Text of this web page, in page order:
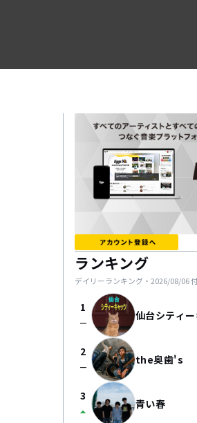
ランキング
デイリーランキング・ 2026/08/06
1
check_indeterminate_small 仙台シティ
2
check_indeterminate_small the奥歯's
3
arrow_drop_up 青い春